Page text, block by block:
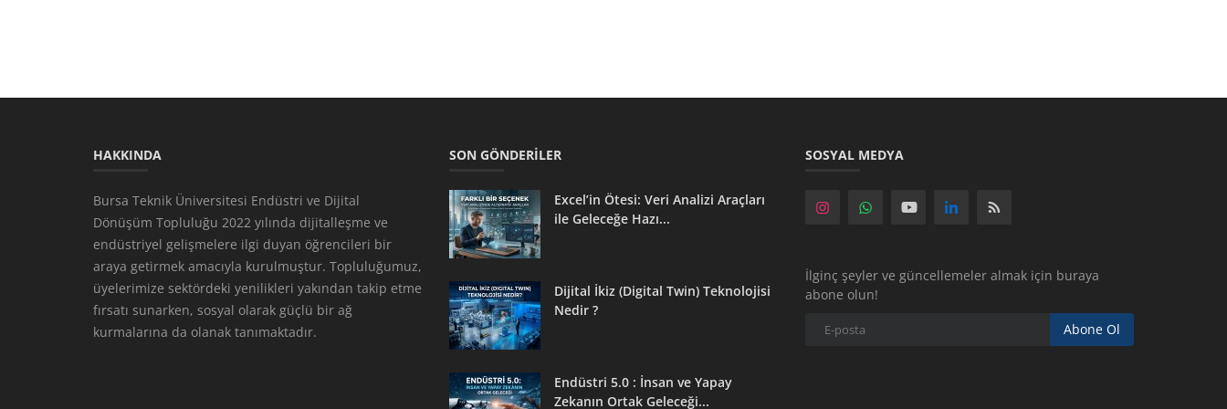
HAKKINDA
Bursa Teknik Üniversitesi Endüstri ve Dijital
Dönüşüm Topluluğu 2022 yılında dijitalleşme ve
endüstriyel gelişmelere ilgi duyan öğrencileri bir
araya getirmek amacıyla kurulmuştur. Topluluğumuz,
üyelerimize sektördeki yenilikleri yakından takip etme
fırsatı sunarken, sosyal olarak güçlü bir ağ
kurmalarına da olanak tanımaktadır.
SON GÖNDERILER
Excel’in Ötesi: Veri Analizi Araçları
ile Geleceğe Hazı...
Dijital İkiz (Digital Twin) Teknolojisi
Nedir ?
Endüstri 5.0 : İnsan ve Yapay
Zekanın Ortak Geleceği...
SOSYAL MEDYA
İlginç şeyler ve güncellemeler almak için buraya
abone olun!
Abone Ol